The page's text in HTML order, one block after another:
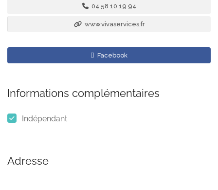
04 58 10 19 94
www.vivaservices.fr
Facebook
Informations complémentaires
Indépendant
Adresse